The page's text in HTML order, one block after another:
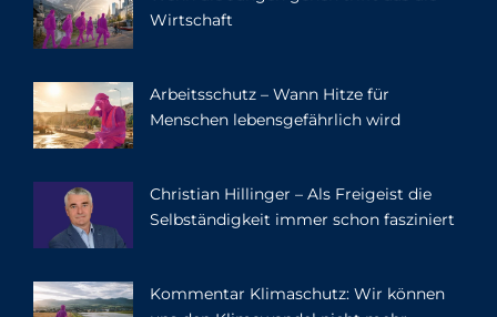
Wirtschaft
Arbeitsschutz – Wann Hitze für
Menschen lebensgefährlich wird
Christian Hillinger – Als Freigeist die
Selbständigkeit immer schon fasziniert
Kommentar Klimaschutz: Wir können